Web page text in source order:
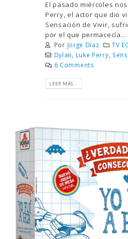
El pasado miércoles
Perry, el actor que dio
Sensación de Vivir,
por el que permacecía...
Por Jorge Díaz
TV
Dylan, Luke Perry,
6 Comments
LEER MÁS...